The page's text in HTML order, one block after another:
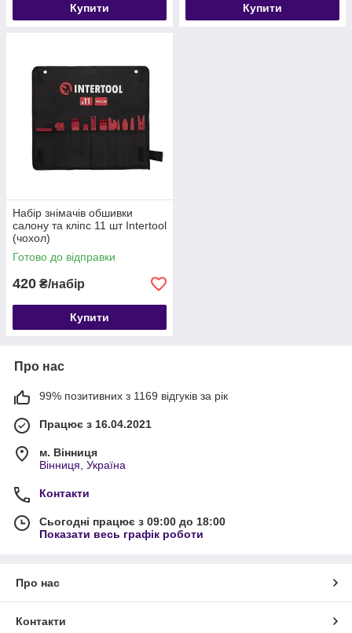
Купити Купити
Набір знімачів обшивки
салону та кліпс 11 шт Intertool
(чохол)
Готово до відправки
420 ₴/набір
Купити
Про нас
99% позитивних з 1169 відгуків за рік
Працює з 16.04.2021
м. Вінниця
Вінниця, Україна
Контакти
Сьогодні працює з 09:00 до 18:00
Показати весь графік роботи
Про нас
Контакти